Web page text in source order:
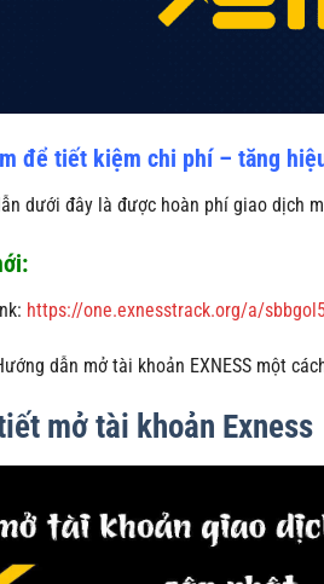
để tiết kiệm chi phí – tăng
dưới đây là được hoàn phí giao dịch
https://one.exnesstrack.org/a/
dẫn mở tài khoản EXNESS một
mở tài khoản Exness